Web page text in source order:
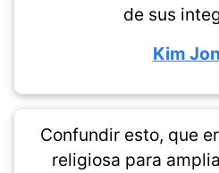
de sus
Kim
Confundir esto, que
religiosa para